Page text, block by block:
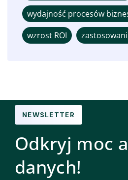
wydajność procesów
wzrost ROI
NEWSLETTER
Odkryj moc
danych!